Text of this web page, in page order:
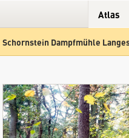
Atlas
Schornstein Dampfmühle
Satellit Hybrid Gelände Straße